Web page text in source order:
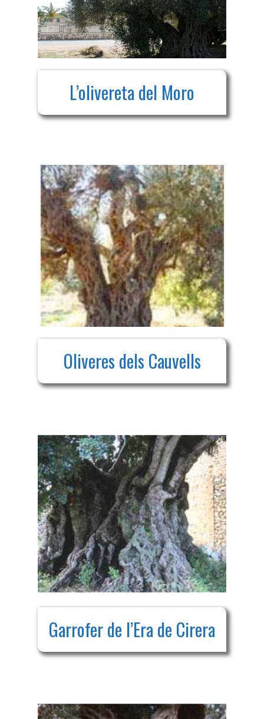
L’olivereta del Moro
Oliveres dels Cauvells
Garrofer de l’Era de Cirera